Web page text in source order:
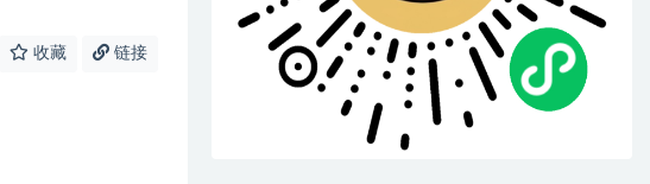
收藏 链接